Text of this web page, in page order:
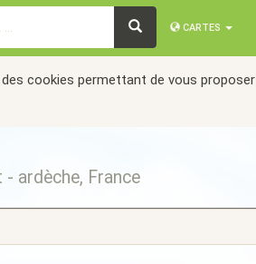
CARTES
cookies permettant de vous proposer
ardèche, France